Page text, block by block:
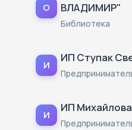
О
ВЛАДИМИР"
Библиотека
И
ИП Ступак
И
ИП